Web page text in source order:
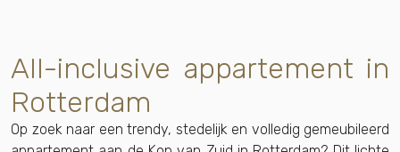
All-inclusive appartement in
Rotterdam
Op zoek naar een trendy, stedelijk en volledig gemeubileerd